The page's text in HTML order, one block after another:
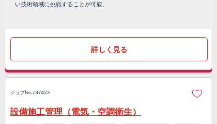
い技術領域に挑戦することが可能。
詳しく見る
ジョブNo.737423
設備施工管理（電気・空調衛生）